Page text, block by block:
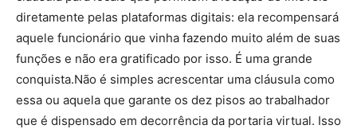
diretamente pelas plataformas digitais: ela recompensará
aquele funcionário que vinha fazendo muito além de suas
funções e não era gratificado por isso. É uma grande
conquista.Não é simples acrescentar uma cláusula como
essa ou aquela que garante os dez pisos ao trabalhador
que é dispensado em decorrência da portaria virtual. Isso